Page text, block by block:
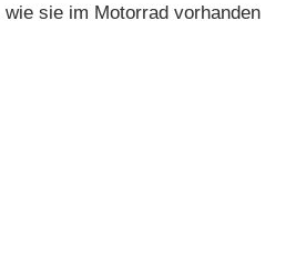
sie im Motorrad vorhanden